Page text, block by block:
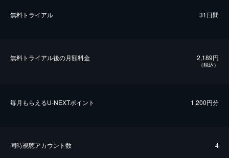
無料トライアル 31日間
無料トライアル後の⽉額料金 2,189円
（税込）
毎⽉もらえるU-NEXTポイント 1,200円分
同時視聴アカウント数 4